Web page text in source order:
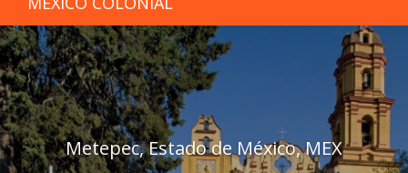
Metepec, Estado de México, MEX